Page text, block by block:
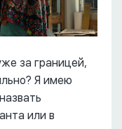
за границей,
Я имею
или в